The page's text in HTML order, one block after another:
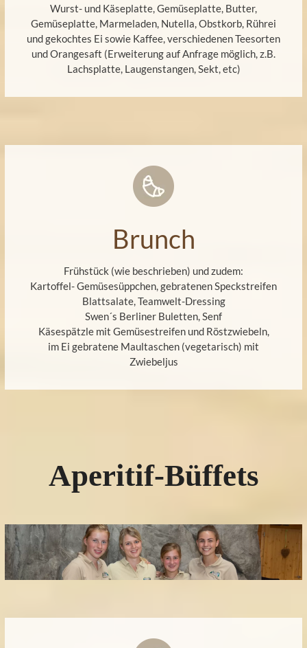
Wurst- und Käseplatte, Gemüseplatte, Butter,
Gemüseplatte, Marmeladen, Nutella, Obstkorb, Rührei
und gekochtes Ei sowie Kaffee, verschiedenen Teesorten
und Orangesaft (Erweiterung auf Anfrage möglich, z.B.
Lachsplatte, Laugenstangen, Sekt, etc)
Brunch
Frühstück (wie beschrieben) und zudem:
Kartoffel- Gemüsesüppchen, gebratenen Speckstreifen
Blattsalate, Teamwelt-Dressing
Swen´s Berliner Buletten, Senf
Käsespätzle mit Gemüsestreifen und Röstzwiebeln,
im Ei gebratene Maultaschen (vegetarisch) mit
Zwiebeljus
Aperitif-Büffets